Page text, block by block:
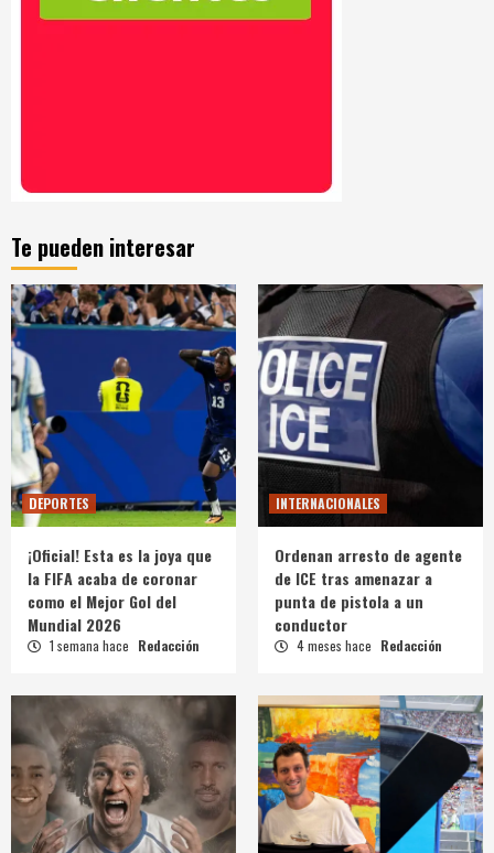
Te pueden interesar
DEPORTES
¡Oficial! Esta es la joya que
la FIFA acaba de coronar
como el Mejor Gol del
Mundial 2026
1 semana hace Redacción
INTERNACIONALES
Ordenan arresto de agente
de ICE tras amenazar a
punta de pistola a un
conductor
4 meses hace Redacción